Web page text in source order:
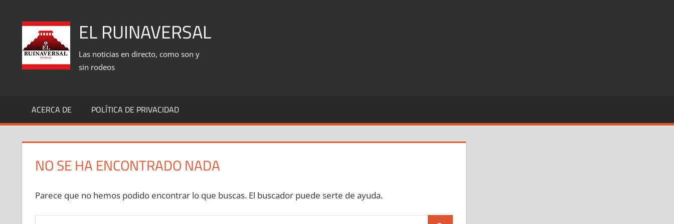
contenido
EL RUINAVERSAL
Las noticias en directo, como son y
sin rodeos
ACERCA DE POLÍTICA DE PRIVACIDAD
NO SE HA ENCONTRADO NADA
Parece que no hemos podido encontrar lo que buscas. El buscador puede serte de ayuda.